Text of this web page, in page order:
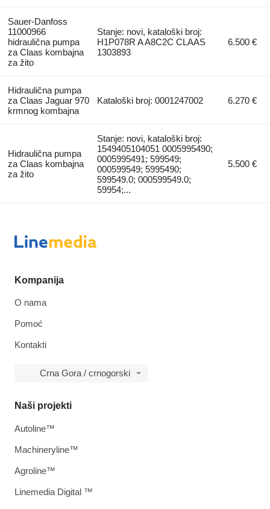
Sauer-Danfoss
11000966
hidraulična pumpa
za Claas kombajna
za žito
Stanje: novi, kataloški broj:
H1P078R A A8C2C CLAAS
1303893
6.500 €
Hidraulična pumpa
za Claas Jaguar 970
krmnog kombajna
Kataloški broj: 0001247002 6.270 €
Hidraulična pumpa
za Claas kombajna
za žito
Stanje: novi, kataloški broj:
1549405104051 0005995490;
0005995491; 599549;
000599549; 5995490;
599549.0; 000599549.0;
59954;...
5.500 €
Kompanija
O nama
Pomoć
Kontakti
Crna Gora / crnogorski
Naši projekti
Autoline™
Machineryline™
Agroline™
Linemedia Digital ™